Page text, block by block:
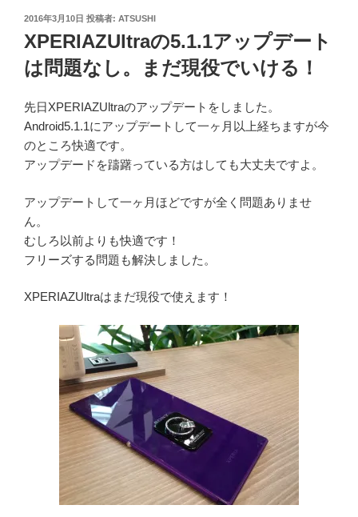
投
日:
2016年3月10日 投稿者: ATSUSHI
XPERIAZUltraの5.1.1アップデート
は問題なし。まだ現役でいける！
先日XPERIAZUltraのアップデートをしました。
Android5.1.1にアップデートして一ヶ月以上経ちますが今
のところ快適です。
アップデードを躊躇っている方はしても大丈夫ですよ。
アップデートして一ヶ月ほどですが全く問題ありませ
ん。
むしろ以前よりも快適です！
フリーズする問題も解決しました。
XPERIAZUltraはまだ現役で使えます！